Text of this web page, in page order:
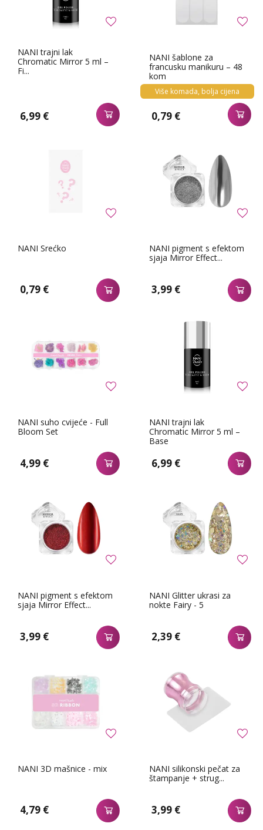
NANI trajni lak
Chromatic Mirror 5 ml –
Fi...
6,99 €
NANI šablone za
francusku manikuru – 48
kom
Više komada, bolja cijena
0,79 €
NANI Srećko
0,79 €
NANI pigment s efektom
sjaja Mirror Effect...
3,99 €
NANI suho cvijeće - Full
Bloom Set
4,99 €
NANI trajni lak
Chromatic Mirror 5 ml –
Base
6,99 €
NANI pigment s efektom
sjaja Mirror Effect...
3,99 €
NANI Glitter ukrasi za
nokte Fairy - 5
2,39 €
NANI 3D mašnice - mix
4,79 €
NANI silikonski pečat za
štampanje + strug...
3,99 €